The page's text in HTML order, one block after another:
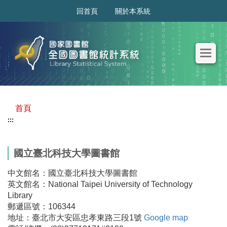
回首頁 關於本系統
首頁
:::
國立臺北科技大學圖書館
中文館名：國立臺北科技大學圖書館
英文館名：National Taipei University of Technology
Library
郵遞區號：106344
地址：臺北市大安區忠孝東路三段1號 Google map